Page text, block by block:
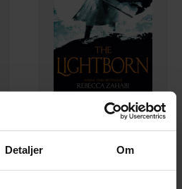
Detaljer Om
130,-
The Lightborn
Rebecca Zahabi